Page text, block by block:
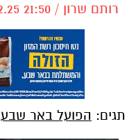
רותם שרון / 21:50 13.12.25
תגים: הפועל באר שבע